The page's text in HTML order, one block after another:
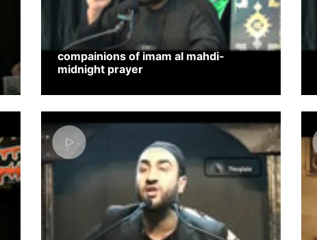
compainions of imam al mahdi-
midnight prayer